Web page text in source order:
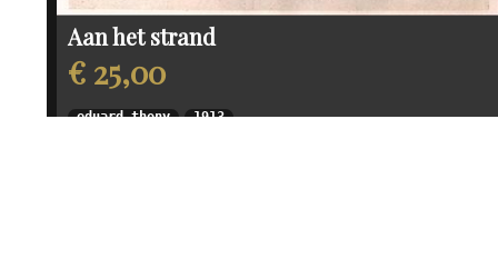
Aan het strand
€ 25,00
eduard thony 1913